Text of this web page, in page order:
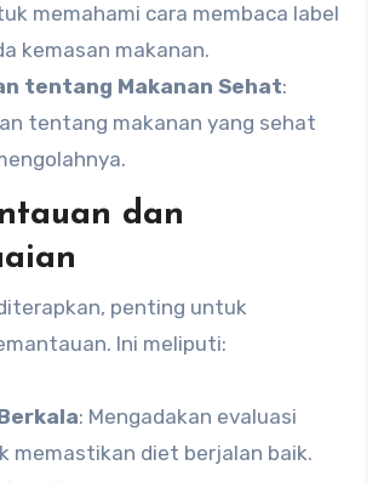
memahami cara membaca label
kemasan makanan.
tentang Makanan Sehat:
tentang makanan yang sehat
dan
penting untuk
Ini meliputi:
: Mengadakan evaluasi
memastikan diet berjalan baik.